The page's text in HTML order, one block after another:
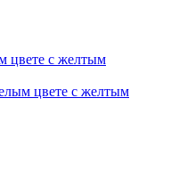
цвете с желтым